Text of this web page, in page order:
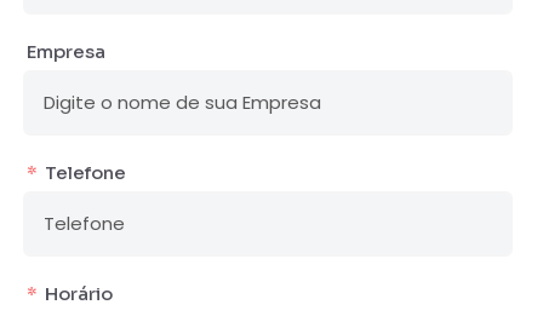
Empresa
Telefone
Horário